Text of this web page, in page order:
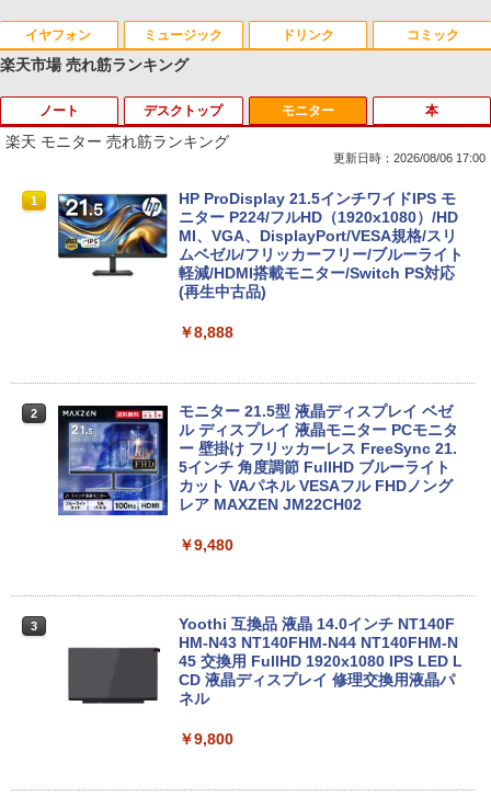
イヤフォン
Anker Soundcore P40i オフホワイト
￥5,990
Anker Soundcore P31i ブラック
￥4,990
ラック
￥14,990
レスイヤホン bluetooth イヤホン V12 小型
付き 防水 タッチ式音量調整 スポーツ/通勤/通
学/WEB会議(ホワイト)
￥1,964
Xiaomi シャオミ REDMI Buds 8 Lite ワイヤ
ミュージック
BRUCE WAYNE feat. Flo Milli, ATL Jacob
[Explicit]
BRUCE WAYNE feat. Flo Milli, ATL Jacob
[Explicit]
￥250
On My Road (Stadium ver.)
￥250
ドリンク
by Amazon 天然水 ラベルレス 500ml ×24本
富士山の天然水 バナジウム含有 水 ミネラル
ウォーター ペットボトル 静岡県産 500ミリリ
￥1,380
【Amazon.co.jp限定】 い・ろ・は・す 2L P
ET ラベルレス ×8本
￥1,001
by Amazon 天然水ラベルレス 2L×9本
￥1,117
コカ・コーラ やかんの麦茶 from 爽健美茶 ラ
by Amazon 炭酸水 ラベルレス 500ml ×24本
強炭酸水 ペットボトル 500ミリリットル (Sm
コミック
薬屋のひとりごと 17巻 (デジタル版ビッグガ
ンガンコミックス)
異世界居酒屋「のぶ」(22) (角川コミックス・
エース)
コミックスDIGITAL)
￥572
版ビッグガンガンコミックス)
ONE PIECE モノクロ版 115 (ジャンプコミッ
クスDIGITAL)
楽天市場 売れ筋ランキング
ノート
1
中古 ノートパソコン Windows11搭載 Of
fice付き NEC VKT16M7 第8世代 Core i5
14型 メモリ8GB SSD256GB 初期設定済
み 薄型 軽量 WEBカメラ 整備済み品 ノ
ートPC
Dドライブ】中古ノートパソコン 中古パ
ソコン 15.6インチ SSD128GB メモリ8G
B Core i5 第7世代 Microsoft Office付き
Windows11 富士通 Lifebook A747 ノー
トパソコン 中古 PC パソコン 中古ノート
PC SSD1TB メモリ16GB
￥17,800
3
最大180日保証｜第10世代｜中古ノート
パソコン Windows11 office付き｜Core
i3 第10世代｜メモリ8GB SSD256GB｜1
5.6インチ｜メーカー選択可能｜整備済み
中古パソコン｜Microsoft office 2019搭
ソコン｜中古ノートPC｜ノートPC
デスクトップ
1 HP(Inc.) M9L89A
￥9,730
| Windows11 | デスクトップ | 一年保証 |
￥9,980
【今だけ】全品ポイント10倍 お買い物マ
クトップPC FUJITSU ESPRIMO Q558/B
￥22,800
/ DDR4メモリ8GB / SSD256GBWin11Pr
モニター
楽天 モニター 売れ筋ランキング
更新日時：2026/08/06 17:00
1
HP ProDisplay 21.5インチワイドIPS モ
ニター P224/フルHD（1920x1080）/HD
MI、VGA、DisplayPort/VESA規格/スリ
ムベゼル/フリッカーフリー/ブルーライト
軽減/HDMI搭載モニター/Switch PS対応
(再生中古品)
￥8,888
2
モニター 21.5型 液晶ディスプレイ ベゼ
ル ディスプレイ 液晶モニター PCモニタ
ー 壁掛け フリッカーレス FreeSync 21.
5インチ 角度調節 FullHD ブルーライト
カット VAパネル VESAフル FHDノング
レア MAXZEN JM22CH02
￥9,480
3
Yoothi 互換品 液晶 14.0インチ NT140F
HM-N43 NT140FHM-N44 NT140FHM-N
45 交換用 FullHD 1920x1080 IPS LED L
CD 液晶ディスプレイ 修理交換用液晶パ
ネル
￥9,800
本